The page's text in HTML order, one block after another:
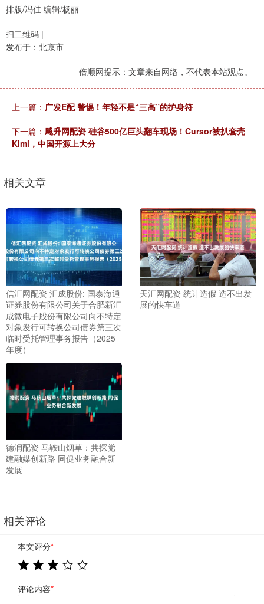
排版/冯佳 编辑/杨丽
扫二维码 |
发布于：北京市
倍顺网提示：文章来自网络，不代表本站观点。
上一篇： 广发E配 警惕！年轻不是“三高”的护身符
下一篇： 飚升网配资 硅谷500亿巨头翻车现场！Cursor被扒套壳
Kimi，中国开源上大分
相关文章
信汇网配资 汇成股份: 国泰海通
证券股份有限公司关于合肥新汇
成微电子股份有限公司向不特定
对象发行可转换公司债券第三次
临时受托管理事务报告（2025
年度）
天汇网配资 统计造假 造不出发
展的快车道
德润配资 马鞍山烟草：共探党
建融媒创新路 同促业务融合新
发展
相关评论
本文评分*
评论内容*